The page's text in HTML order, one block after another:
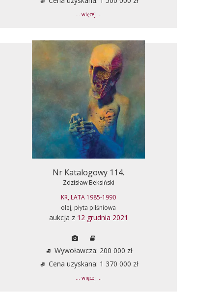
... więcej ...
Nr Katalogowy 114.
Zdzisław Beksiński
KR, LATA 1985-1990
olej, płyta pilśniowa
aukcja z 12 grudnia 2021
Wywoławcza: 200 000 zł
Cena uzyskana: 1 370 000 zł
... więcej ...